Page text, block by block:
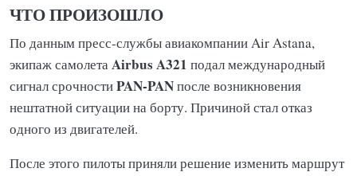
ЧТО ПРОИЗОШЛО
По данным пресс-службы авиакомпании Air Astana,
экипаж самолетаAirbus A321 подал международный
сигнал срочностиPAN-PANпосле возникновения
нештатной ситуации на борту. Причиной стал отказ
одного из двигателей.
После этого пилоты приняли решение изменить маршрут